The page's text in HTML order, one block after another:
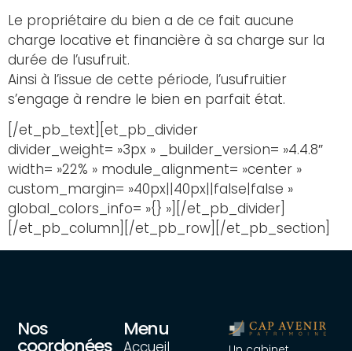
Le propriétaire du bien a de ce fait aucune
charge locative et financière à sa charge sur la
durée de l’usufruit.
Ainsi à l’issue de cette période, l’usufruitier
s’engage à rendre le bien en parfait état.
[/et_pb_text][et_pb_divider
divider_weight= »3px » _builder_version= »4.4.8″
width= »22% » module_alignment= »center »
custom_margin= »40px||40px||false|false »
global_colors_info= »{} »][/et_pb_divider]
[/et_pb_column][/et_pb_row][/et_pb_section]
Menu
Nos